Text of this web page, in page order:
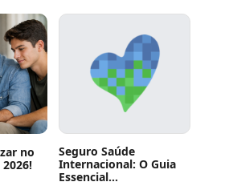
no
Seguro Saúde
Internacional: O Guia
Essencial...